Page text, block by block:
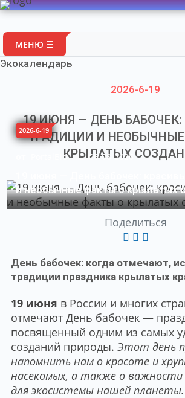
МЕНЮ ☰
Экокалендарь
2026-6-19
19 ИЮНЯ — ДЕНЬ
ТРАДИЦИИ И
КРЫЛАТЫХ
2026-6-19
PortalBio 06-08-2026
19 июня — День бабочек:
и необычные факты о крылатых
Поделиться
День бабочек: когда отмечают,
традиции праздника крылатых
19 июня в России и многих
отмечают День бабочек —
посвященный одним из самых
созданий природы. Этот день
напомнить нам о красоте и
насекомых, а также о важности
для экосистемы нашей планеты.